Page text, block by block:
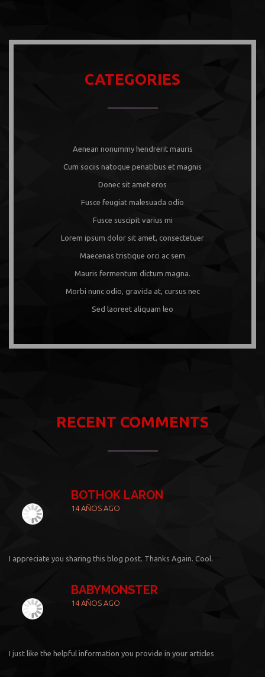
CATEGORIES
Aenean nonummy hendrerit mauris
Cum sociis natoque penatibus et magnis
Donec sit amet eros
Fusce feugiat malesuada odio
Fusce suscipit varius mi
Lorem ipsum dolor sit amet, consectetuer
Maecenas tristique orci ac sem
Mauris fermentum dictum magna.
Morbi nunc odio, gravida at, cursus nec
Sed laoreet aliquam leo
RECENT COMMENTS
BOTHOK LARON
14 AÑOS AGO
I appreciate you sharing this blog post. Thanks Again. Cool.
BABYMONSTER
14 AÑOS AGO
I just like the helpful information you provide in your articles